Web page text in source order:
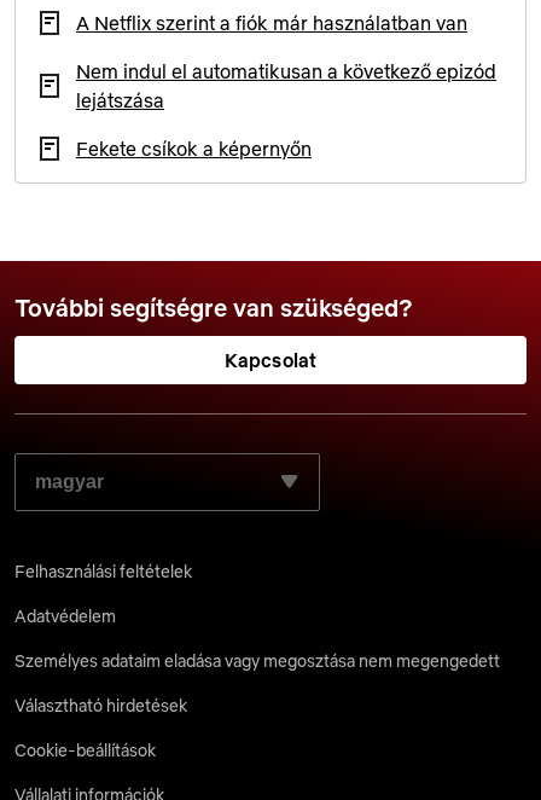
A Netflix szerint a fiók már használatban van
Nem indul el automatikusan a következő epizód
lejátszása
Fekete csíkok a képernyőn
További segítségre van szükséged?
Kapcsolat
VÁLASZD KI A KÍVÁNT NYELVET:
Felhasználási feltételek
Adatvédelem
Személyes adataim eladása vagy megosztása nem megengedett
Választható hirdetések
Cookie-beállítások
Vállalati információk